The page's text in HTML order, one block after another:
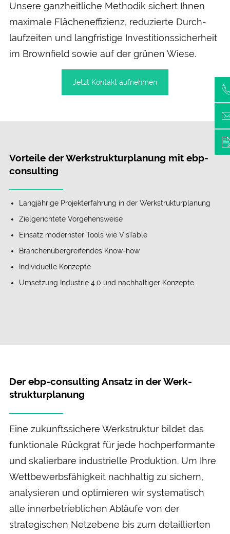
Unsere ganz­heitliche Methodik sichert Ihnen
maximale Flächen­effizienz, reduzierte Durch­
lauf­zeiten und lang­fristige Investitions­sicherheit
im Brown­field sowie auf der grünen Wiese.
Jetzt Kontakt aufnehmen
Vorteile der Werk­struktur­planung mit ebp-
consulting
Langjährige Projekt­erfahrung in der Werk­struktur­planung
Ziel­gerichtete Vorgehens­weise
Einsatz modernster Tools wie VisTable
Branchen­über­greifendes Know-how
Individuelle Konzepte
Umsetzung Industrie 4.0 und nach­haltiger Konzepte
Der ebp-consulting Ansatz in der Werk­
struktur­planung
Eine zukunfts­sichere Werk­struktur bildet das
funktionale Rück­grat für jede hoch­performante
und skalier­bare industrielle Produktion. Um Ihre
Wett­bewerbs­fähigkeit nach­haltig zu sichern,
analysieren und optimieren wir systematisch
alle inner­betrieblichen Abläufe von der
strategischen Netz­ebene bis zum detaillierten